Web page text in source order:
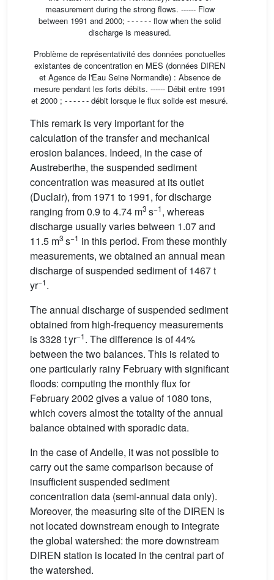
measurement during the strong flows. ------ Flow
between 1991 and 2000; - - - - - - flow when the solid
discharge is measured.
Problème de représentativité des données ponctuelles
existantes de concentration en MES (données DIREN
et Agence de l'Eau Seine Normandie) : Absence de
mesure pendant les forts débits. ------ Débit entre 1991
et 2000 ; - - - - - - débit lorsque le flux solide est mesuré.
This remark is very important for the
calculation of the transfer and mechanical
erosion balances. Indeed, in the case of
Austreberthe, the suspended sediment
concentration was measured at its outlet
(Duclair), from 1971 to 1991, for discharge
ranging from 0.9 to 4.74 m3 s−1, whereas
discharge usually varies between 1.07 and
11.5 m3 s−1 in this period. From these monthly
measurements, we obtained an annual mean
discharge of suspended sediment of 1467 t
yr−1.
The annual discharge of suspended sediment
obtained from high-frequency measurements
is 3328 t yr−1. The difference is of 44%
between the two balances. This is related to
one particularly rainy February with significant
floods: computing the monthly flux for
February 2002 gives a value of 1080 tons,
which covers almost the totality of the annual
balance obtained with sporadic data.
In the case of Andelle, it was not possible to
carry out the same comparison because of
insufficient suspended sediment
concentration data (semi-annual data only).
Moreover, the measuring site of the DIREN is
not located downstream enough to integrate
the global watershed: the more downstream
DIREN station is located in the central part of
the watershed.